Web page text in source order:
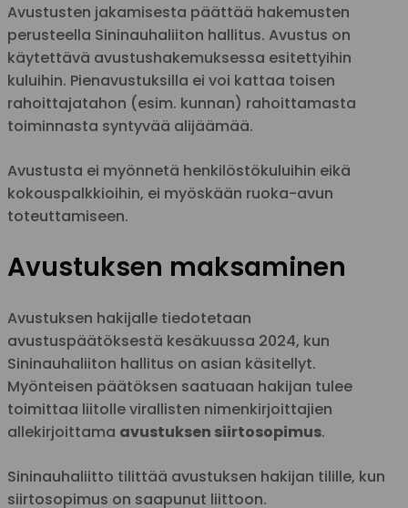
Avustusten jakamisesta päättää hakemusten
perusteella Sininauhaliiton hallitus. Avustus on
käytettävä avustushakemuksessa esitettyihin
kuluihin. Pienavustuksilla ei voi kattaa toisen
rahoittajatahon (esim. kunnan) rahoittamasta
toiminnasta syntyvää alijäämää.
Avustusta ei myönnetä henkilöstökuluihin eikä
kokouspalkkioihin, ei myöskään ruoka-avun
toteuttamiseen.
Avustuksen maksaminen
Avustuksen hakijalle tiedotetaan
avustuspäätöksestä kesäkuussa 2024, kun
Sininauhaliiton hallitus on asian käsitellyt.
Myönteisen päätöksen saatuaan hakijan tulee
toimittaa liitolle virallisten nimenkirjoittajien
allekirjoittama avustuksen siirtosopimus.
Sininauhaliitto tilittää avustuksen hakijan tilille, kun
siirtosopimus on saapunut liittoon.